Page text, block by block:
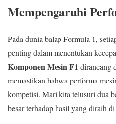
Mempengaruhi
Pada dunia balap Formula 1,
penting dalam menentukan
Komponen Mesin F1 dirancang
memastikan bahwa performa
kompetisi. Mari kita telusuri dua
besar terhadap hasil yang diraih